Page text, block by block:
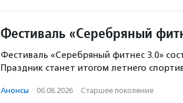
Фестиваль «Серебряный
Фестиваль «Серебряный фитнес 3.0»
Праздник станет итогом летнего
Анонсы · 06.08.2026 · Старшее поколение